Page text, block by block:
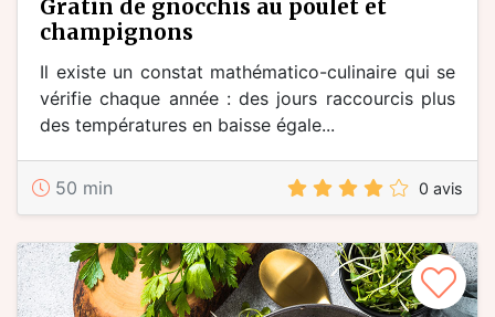
gratin de gnocchis au poulet et
champignons
Il existe un constat mathématico-culinaire qui se
vérifie chaque année : des jours raccourcis plus
des températures en baisse égale...
50 min 0 avis